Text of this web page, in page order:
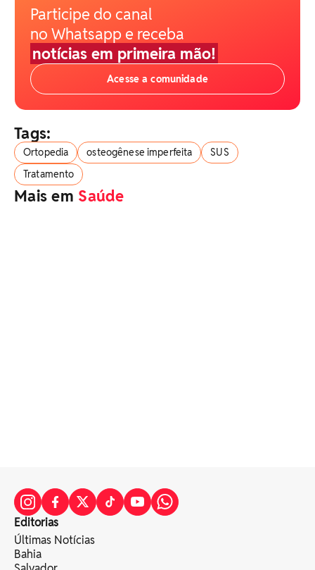
Participe do canal
no Whatsapp e receba
notícias em primeira mão!
Acesse a comunidade
Tags:
Ortopedia osteogênese imperfeita
SUS
Tratamento
Mais em Saúde
Editorias
Últimas Notícias
Bahia